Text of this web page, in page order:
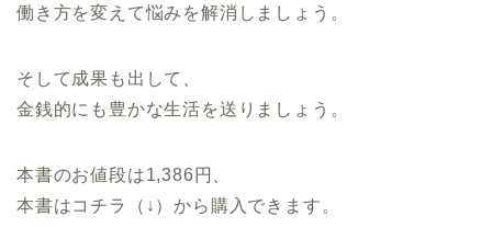
働き方を変えて悩みを解消しましょう。
そして成果も出して、
金銭的にも豊かな生活を送りましょう。
本書のお値段は1,386円、
本書はコチラ（↓）から購入できます。